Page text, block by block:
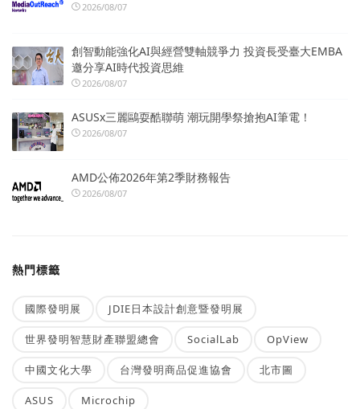
2026/08/07
創智動能強化AI與經營雙軸競爭力 投資長受臺大EMBA
邀分享AI時代投資思維
2026/08/07
ASUSx三麗鷗耍酷聯萌 潮玩開學祭搶抱AI筆電！
2026/08/07
AMD公佈2026年第2季財務報告
2026/08/07
熱門標籤
國際發明展 JDIE日本設計創意暨發明展
世界發明智慧財產聯盟總會 SocialLab OpView
中國文化大學 台灣發明商品促進協會 北市圖
ASUS Microchip